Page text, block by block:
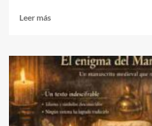
Leer más